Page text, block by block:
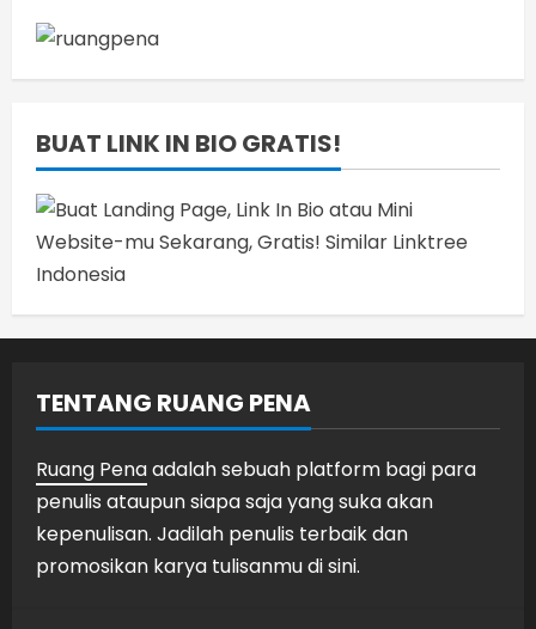
BUAT LINK IN BIO GRATIS!
TENTANG RUANG PENA
Ruang Penaadalah sebuah platform bagi para
penulis ataupun siapa saja yang suka akan
kepenulisan. Jadilah penulis terbaik dan
promosikan karya tulisanmu di sini.